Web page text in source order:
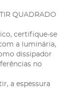
QUADRADO
certifique-se
a luminária,
dissipador
no
a espessura